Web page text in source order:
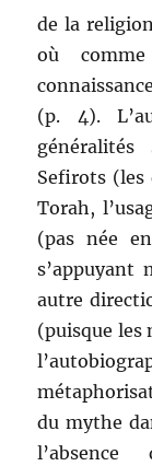
de la
où
(p. 4).
Sefirots (les
Torah,
(pas née
s’appuyant
autre
(puisque les
du mythe